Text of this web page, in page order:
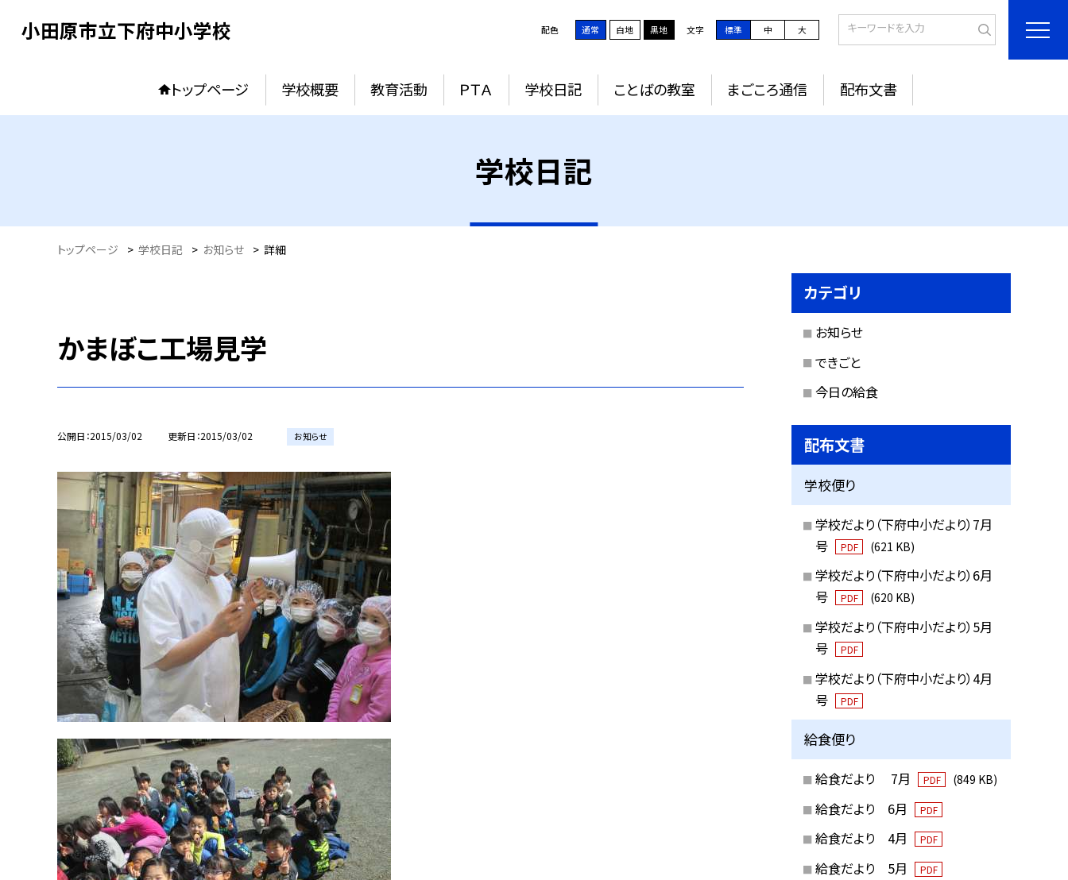
小田原市立下府中小学校 配色 通常 白地 黒地 文字 標準 中 大
トップページ 学校概要 教育活動 ＰＴＡ 学校日記 ことばの教室 まごころ通信 配布文書
学校日記
トップページ > 学校日記 > お知らせ > 詳細
かまぼこ工場見学
公開日 2015/03/02 更新日 2015/03/02 お知らせ
カテゴリ
お知らせ
できごと
今日の給食
配布文書
学校便り
学校だより（下府中小だより）7月
号
PDF (621 KB)
学校だより（下府中小だより）6月
号
PDF (620 KB)
学校だより（下府中小だより）5月
号
PDF
学校だより（下府中小だより）4月
号
PDF
給食便り
給食だより 7月 PDF (849 KB)
給食だより 6月 PDF
給食だより 4月 PDF
給食だより 5月 PDF